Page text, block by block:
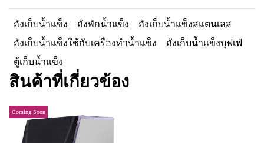
ถังเก็บน้ำแข็ง ถังพักน้ำแข็ง
ถังเก็บน้ำแข็งสแตนเลส
ถังเก็บน้ำแข็งใช้กับเครื่องทำน้ำแข็ง
ถังเก็บน้ำแข็งบุฟเฟ่
ตู้เก็บน้ำแข็ง
สินค้าที่เกี่ยวข้อง
Coming Soon